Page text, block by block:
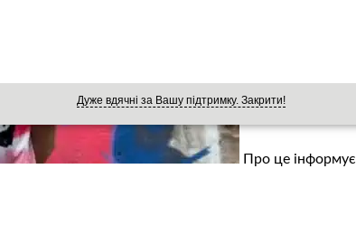
Дуже вдячні за Вашу підтримку. Закрити!
Про це інформує